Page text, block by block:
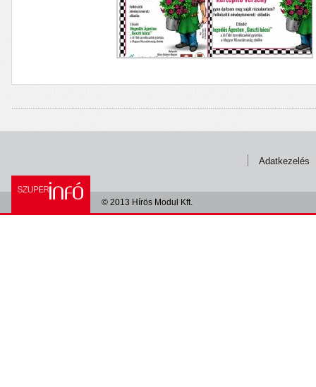
Adatkezelés
© 2013 Hírös Modul Kft.